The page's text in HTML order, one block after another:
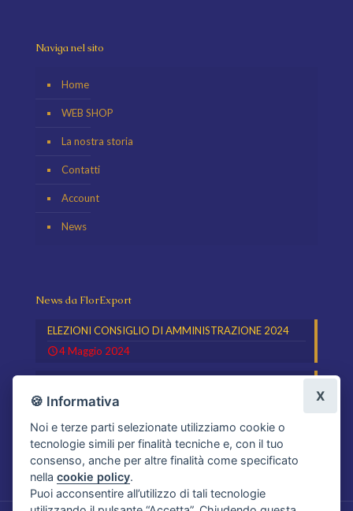
Naviga nel sito
Home
WEB SHOP
La nostra storia
Contatti
Account
News
News da FlorExport
ELEZIONI CONSIGLIO DI AMMINISTRAZIONE 2024
4 Maggio 2024
31 Maggio 2019
🍪 Informativa
Noi e terze parti selezionate utilizziamo cookie o
tecnologie simili per finalità tecniche e, con il tuo
consenso, anche per altre finalità come specificato
nellacookie policy.
Puoi acconsentire all’utilizzo di tali tecnologie
X